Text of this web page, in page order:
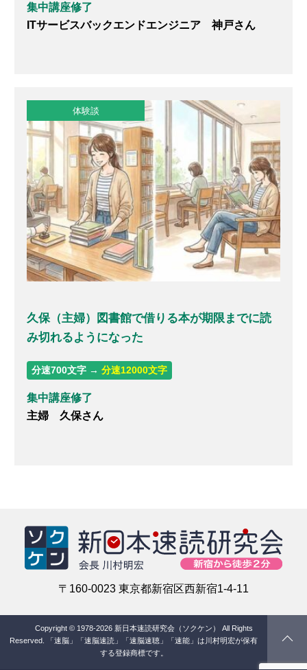
集中講座修了
ITサービスバックエンドエンジニア 神戸さん
体験談
久保（主婦）図書館で借りる本が期限までに読
み切れるようになった
分速700文字 →分速12000文字
集中講座修了
主婦 久保さん
〒160-0023 東京都新宿区西新宿1-4-11
Copyright © 1978-2026 新日本速読研究会（ソクケン） All Rights
Reserved.
「速脳」「速脳速読」「速脳速聴」「速能」は川村明宏が保有
する登録商標です。